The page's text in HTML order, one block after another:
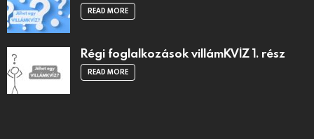
READ MORE
Régi foglalkozások villámKVÍZ 1. rész
READ MORE